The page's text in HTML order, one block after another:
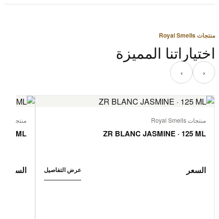
منتجات Royal Smells
اختياراتنا المميزة
‹ ›
منتجات Royal Smells
ZR BLANC JASMINE · 125 ML
السعر عرض التفاصيل
منتجات Royal Smells
ML
السعر